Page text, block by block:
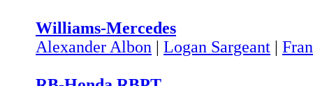
Williams-Mercedes
Alexander Albon | Logan Sargeant |